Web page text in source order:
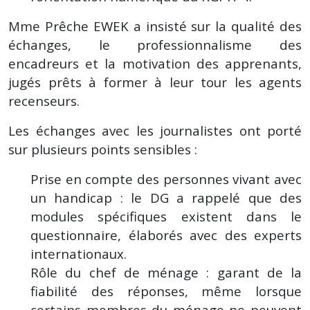
Mme Prêche EWEK a insisté sur la qualité des
échanges, le professionnalisme des
encadreurs et la motivation des apprenants,
jugés prêts à former à leur tour les agents
recenseurs.
Les échanges avec les journalistes ont porté
sur plusieurs points sensibles :
Prise en compte des personnes vivant avec
un handicap : le DG a rappelé que des
modules spécifiques existent dans le
questionnaire, élaborés avec des experts
internationaux.
Rôle du chef de ménage : garant de la
fiabilité des réponses, même lorsque